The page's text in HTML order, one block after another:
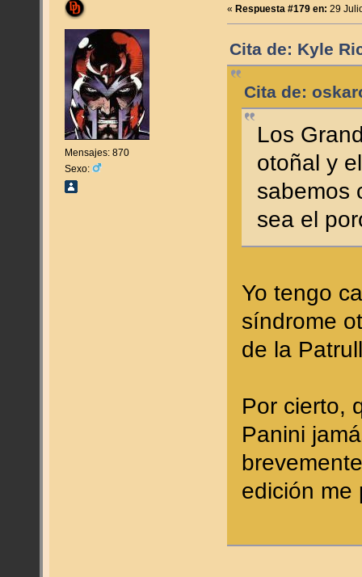
Mensajes: 870
Sexo:
« Respuesta #179 en: 29
Cita de: Kyle
Cita de:
Los
otoñal y
sabemos
sea el
Yo tengo
síndrome
de la
Por cierto,
Panini
edición me